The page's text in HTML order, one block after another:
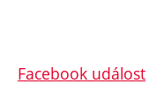
Facebook událost